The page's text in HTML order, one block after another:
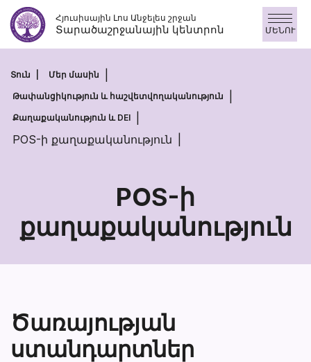
Անցնել
բովանդակությանըՀյուսիսային Լոս Անջելես շրջան
Տարածաշրջանային կենտրոն ՄԵՆՈՒ
Տուն Մեր մասին
Թափանցիկություն և հաշվետվողականություն
Քաղաքականություն և DEI
POS-ի քաղաքականություն
POS-ի
քաղաքականություն
POS-
Ծառայության
ստանդարտներ